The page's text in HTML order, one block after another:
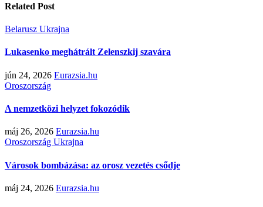
Related Post
Belarusz Ukrajna
Lukasenko meghátrált Zelenszkij szavára
jún 24, 2026 Eurazsia.hu
Oroszország
A nemzetközi helyzet fokozódik
máj 26, 2026 Eurazsia.hu
Oroszország Ukrajna
Városok bombázása: az orosz vezetés csődje
máj 24, 2026 Eurazsia.hu